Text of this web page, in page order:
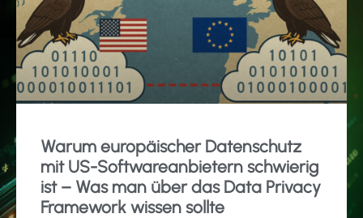
Warum europäischer Datenschutz
mit US-Softwareanbietern schwierig
ist – Was man über das Data Privacy
Framework wissen sollte